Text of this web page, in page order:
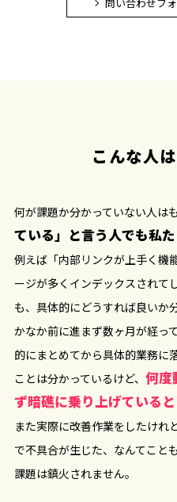
こんな人
何が課題か分かっていない人は
ている」と言う人でも私
例えば「内部リンクが上手く機
ージが多くインデックスされて
も、具体的にどうすれば良いか
かなか前に進まず数ヶ月が経っ
的にまとめてから具体的業務に
ことは分かっているけど、 何度
ず暗礁に乗り上げている
また実際に改善作業をしたけれ
で不具合が生じた、なんてこと
課題は鎮火されません。